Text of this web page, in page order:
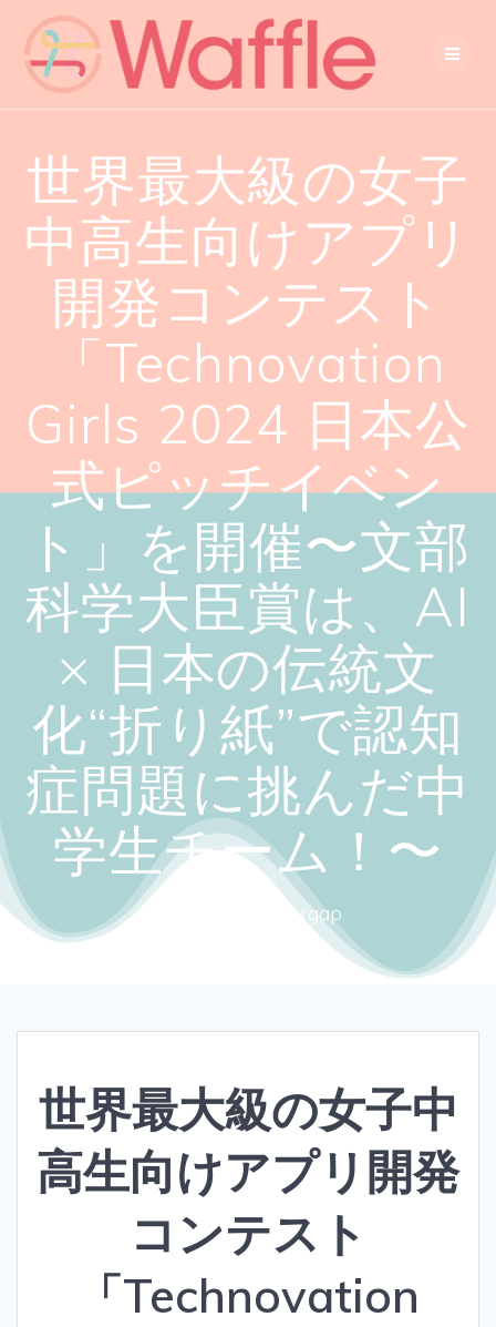
世界最大級の女子
中高生向けアプリ
開発コンテスト
「Technovation
Girls 2024 日本公
式ピッチイベン
ト」を開催〜文部
科学大臣賞は、AI
× 日本の伝統文
化“折り紙”で認知
症問題に挑んだ中
学生チーム！〜
Close the gendergap
世界最大級の女子中
高生向けアプリ開発
コンテスト
「Technovation